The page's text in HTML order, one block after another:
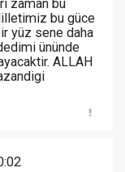
zaman bu
bu güce
yüz sene daha
ününde
ALLAH